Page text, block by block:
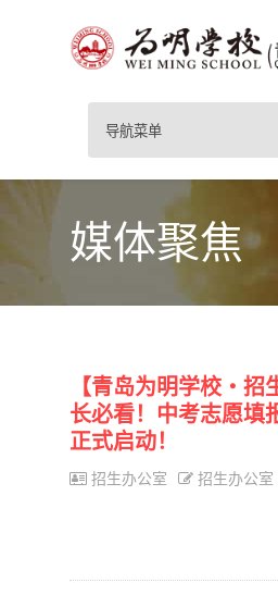
导航菜单
媒体聚焦
【青岛为明学校・
长必看！中考志愿填
正式启动！
招生办公室 招生办公室